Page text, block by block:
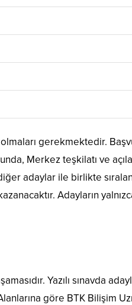
gerekmektedir.
Merkez teşkilatı ve
adaylar ile birlikte
Adayların
Yazılı sınavda
göre BTK Bilişim